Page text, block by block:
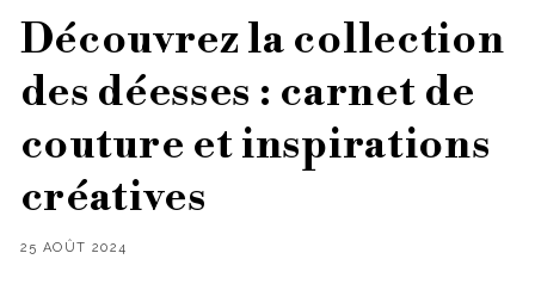
Découvrez la collection
des déesses : carnet de
couture et inspirations
créatives
25 AOÛT 2024